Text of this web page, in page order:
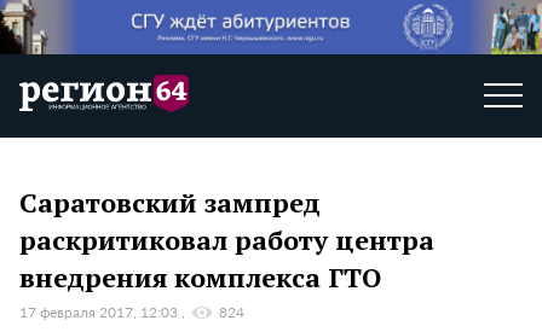
Саратовский зампред
раскритиковал работу центра
внедрения комплекса ГТО
17 февраля 2017, 12:03 824